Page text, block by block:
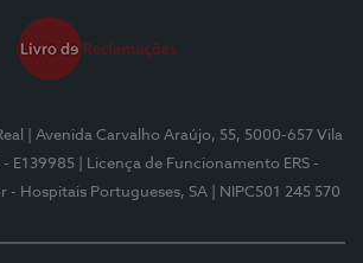
| Avenida Carvalho Araújo, 55, 5000-657 Vila
- E139985
| Licença de Funcionamento ERS -
- Hospitais Portugueses, SA | NIPC501 245 570